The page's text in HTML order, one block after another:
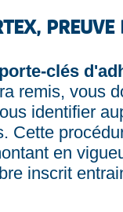
PREUVE
clés
remis, vous
identifier
Cette
en
inscrit